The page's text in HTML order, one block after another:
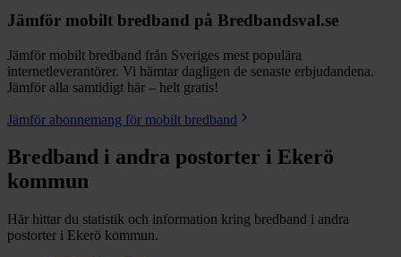
Jämför mobilt bredband på Bredbandsval.se
Jämför mobilt bredband från Sveriges mest populära
internetleverantörer. Vi hämtar dagligen de senaste erbjudandena.
Jämför alla samtidigt här – helt gratis!
Jämför abonnemang för mobilt bredband
Bredband i andra postorter i Ekerö
kommun
Här hittar du statistik och information kring bredband i andra
postorter i Ekerö kommun.